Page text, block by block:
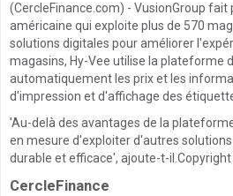
(CercleFinance.com) - VusionGroup
américaine qui exploite plus de 570
solutions digitales pour améliorer
magasins, Hy-Vee utilise la plateforme
automatiquement les prix et les
d'impression et d'affichage des
'Au-delà des avantages de la
en mesure d'exploiter d'autres
durable et efficace', ajoute-t-
CercleFinance